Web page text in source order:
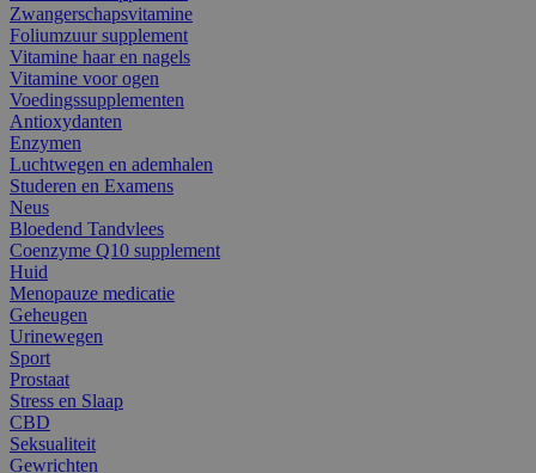
Zwangerschapsvitamine
Foliumzuur supplement
Vitamine haar en nagels
Vitamine voor ogen
Voedingssupplementen
Antioxydanten
Enzymen
Luchtwegen en ademhalen
Studeren en Examens
Neus
Bloedend Tandvlees
Coenzyme Q10 supplement
Huid
Menopauze medicatie
Geheugen
Urinewegen
Sport
Prostaat
Stress en Slaap
CBD
Seksualiteit
Gewrichten